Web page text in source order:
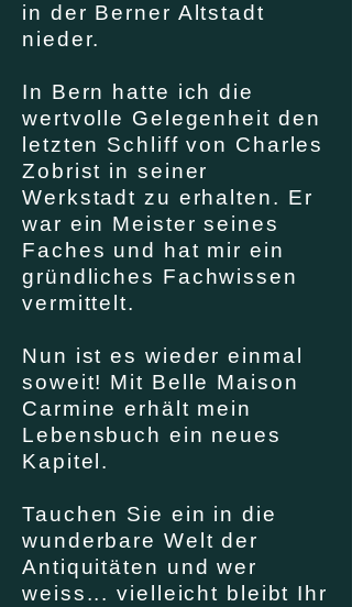
in der Berner Altstadt
nieder.
In Bern hatte ich die
wertvolle Gelegenheit den
letzten Schliff von Charles
Zobrist in seiner
Werkstadt zu erhalten. Er
war ein Meister seines
Faches und hat mir ein
gründliches Fachwissen
vermittelt.
Nun ist es wieder einmal
soweit! Mit Belle Maison
Carmine erhält mein
Lebensbuch ein neues
Kapitel.
Tauchen Sie ein in die
wunderbare Welt der
Antiquitäten und wer
weiss... vielleicht bleibt Ihr